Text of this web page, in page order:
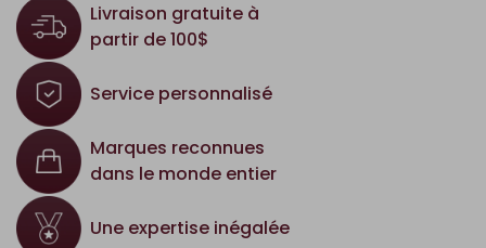
Livraison gratuite à
partir de 100$
Service personnalisé
Marques reconnues
dans le monde entier
Une expertise inégalée